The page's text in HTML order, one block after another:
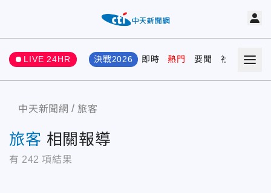
LIVE 24HR 決戰2026 即時 熱門 要聞 社會 娛樂
中天新聞網 旅客
旅客 相關報導
有 242 項結果